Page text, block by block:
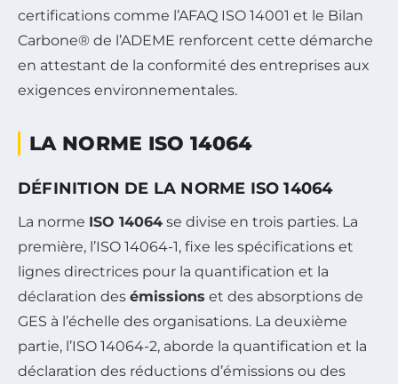
certifications comme l’AFAQ ISO 14001 et le Bilan
Carbone® de l’ADEME renforcent cette démarche
en attestant de la conformité des entreprises aux
exigences environnementales.
LA NORME ISO 14064
DÉFINITION DE LA NORME ISO 14064
La norme ISO 14064 se divise en trois parties. La
première, l’ISO 14064-1, fixe les spécifications et
lignes directrices pour la quantification et la
déclaration des émissions et des absorptions de
GES à l’échelle des organisations. La deuxième
partie, l’ISO 14064-2, aborde la quantification et la
déclaration des réductions d’émissions ou des